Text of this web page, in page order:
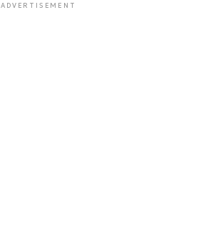
ADVERTISEMENT